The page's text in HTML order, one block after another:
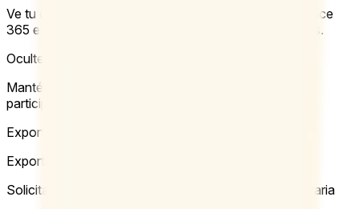
Ve tu disponibilidad en Google Calendar, Microsoft Office
365 e iCal mientras propones horas para tus reuniones.
Oculte la información de los participantes
Mantén la privacidad y protege la información de tus
participantes.
Exporta información de la reunión
Exporta encuestas de Doodle en PDF o Excel.
Solicita que los participantes elijan solo una franja horaria